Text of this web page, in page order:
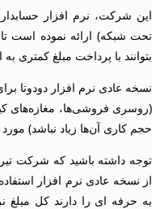
این شرکت، نرم افزار
تحت شبکه) ارائه نموده است تا
بتوانند با پرداخت مبلغ کمتری
نسخه عادی نرم افزار دودوتا
(روسری فروشی‌ها،
حجم کاری آن‌ها زیاد نباشد)
توجه داشته باشید که شرکت
از نسخه عادی نرم افزار
به حرفه ای را دارند کل مبلغ